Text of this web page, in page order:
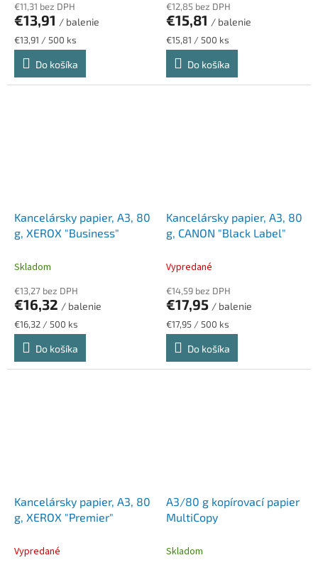
€11,31 bez DPH
€13,91 / balenie
Jednotková
cena:
€13,91 / 500 ks
Do košíka
€12,85 bez DPH
€15,81 / balenie
Jednotková
cena:
€15,81 / 500 ks
Do košíka
Kancelársky papier, A3, 80
g, XEROX "Business"
Skladom
€13,27 bez DPH
€16,32 / balenie
Jednotková
cena:
€16,32 / 500 ks
Do košíka
Kancelársky papier, A3, 80
g, CANON "Black Label"
Vypredané
€14,59 bez DPH
€17,95 / balenie
Jednotková
cena:
€17,95 / 500 ks
Do košíka
Kancelársky papier, A3, 80
g, XEROX "Premier"
Vypredané
A3/80 g kopírovací papier
MultiCopy
Skladom